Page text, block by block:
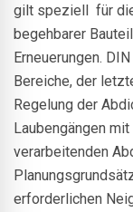
gilt speziell für
begehbarer
Erneuerungen.
Bereiche, der
Regelung der
Laubengängen
verarbeitenden
erforderlichen